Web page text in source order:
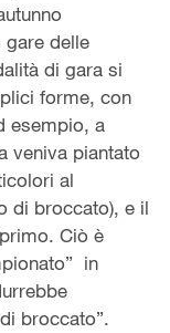
gare delle
di gara si
forme, con
esempio, a
veniva piantato
al
di broccato), e il
Ciò è
in
broccato”.